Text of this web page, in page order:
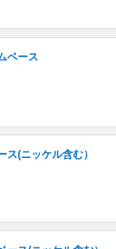
ベース
(ニッケル含む）